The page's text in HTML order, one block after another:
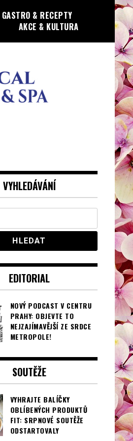
GASTRO & RECEPTY
AKCE & KULTURA
VYHLEDÁVÁNÍ
EDITORIAL
NOVÝ PODCAST V CENTRU
PRAHY: OBJEVTE TO
NEJZAJÍMAVĚJŠÍ ZE SRDCE
METROPOLE!
SOUTĚŽE
VYHRAJTE BALÍČKY
OBLÍBENÝCH PRODUKTŮ
FIT: SRPNOVÉ SOUTĚŽE
ODSTARTOVALY